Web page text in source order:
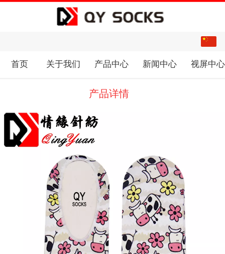
English
首页 关于我们 产品中心 新闻中心 视屏中心
产品详情